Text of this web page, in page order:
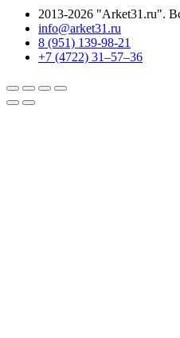
2013-2026 "Arket31.ru".
info@arket31.ru
8 (951) 139-98-21
+7 (4722) 31‒57‒36